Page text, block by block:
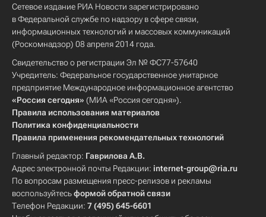
Сетевое издание РИА Новости зарегистрировано
в Федеральной службе по надзору в сфере связи,
информационных технологий и массовых коммуникаций
(Роскомнадзор) 08 апреля 2014 года.
Свидетельство о регистрации Эл № ФС77-57640
Учредитель: Федеральное государственное унитарное
предприятие Международное информационное агентство
«Россия сегодня» (МИА «Россия сегодня»).
Правила использования материалов
Политика конфиденциальности
Правила применения рекомендательных технологий
Главный редактор: Гаврилова А.В.
Адрес электронной почты Редакции: internet-group@ria.ru
По вопросам размещения пресс-релизов и рекламы
воспользуйтесьформой обратной связи
Телефон Редакции: 7 (495) 645-6601